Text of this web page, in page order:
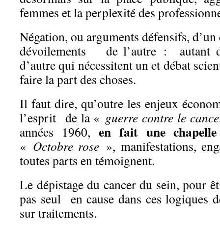
femmes et la perplexité des
Négation, ou arguments défensifs, d’un
dévoilements de l’autre : autant
d’autre qui nécessitent un et débat
faire la part des choses.
Il faut dire, qu’outre les enjeux
l’esprit de la « guerre contre le
années 1960, en fait une
« Octobre rose », manifestations,
toutes parts en témoignent.
Le dépistage du cancer du sein, pour
pas seul en cause dans ces logiques
sur traitements.